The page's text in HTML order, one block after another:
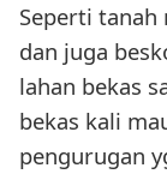
Seperti
dan juga
lahan bekas
bekas kali
pengurugan